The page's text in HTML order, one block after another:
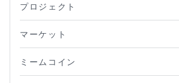
プロジェクト
マーケット
ミームコイン